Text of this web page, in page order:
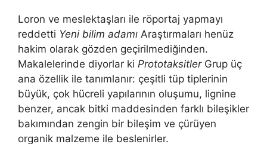
Loron ve meslektaşları ile röportaj yapmayı
reddetti Yeni bilim adamı Araştırmaları henüz
hakim olarak gözden geçirilmediğinden.
Makalelerinde diyorlar ki PrototaksitlerGrup üç
ana özellik ile tanımlanır: çeşitli tüp tiplerinin
büyük, çok hücreli yapılarının oluşumu, lignine
benzer, ancak bitki maddesinden farklı bileşikler
bakımından zengin bir bileşim ve çürüyen
organik malzeme ile beslenirler.